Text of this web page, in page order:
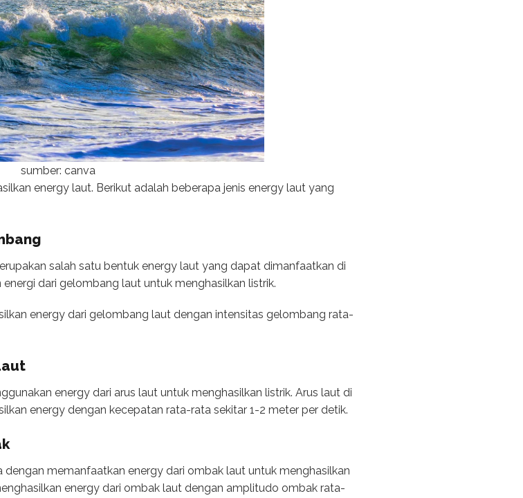
sumber: canva
energy laut. Berikut adalah beberapa jenis energy laut yang
salah satu bentuk energy laut yang dapat dimanfaatkan di
dari gelombang laut untuk menghasilkan listrik.
energy dari gelombang laut dengan intensitas gelombang rata-
energy dari arus laut untuk menghasilkan listrik. Arus laut di
energy dengan kecepatan rata-rata sekitar 1-2 meter per detik.
memanfaatkan energy dari ombak laut untuk menghasilkan
energy dari ombak laut dengan amplitudo ombak rata-